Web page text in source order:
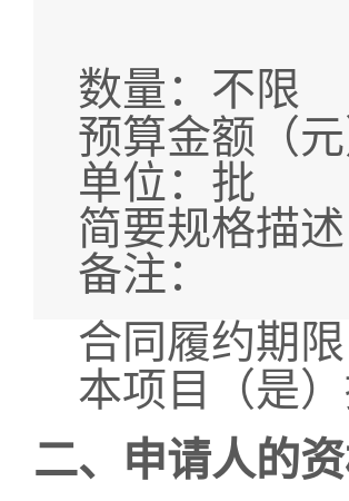
数量： 不限
预算金额（元
单位： 批
简要规格描述
备注：
合同履约期限
本项目（是
二、申请人的